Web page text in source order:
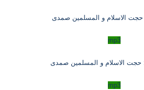
الاسلام و المسلمین صمدی
mp3
الاسلام و المسلمین صمدی
mp3